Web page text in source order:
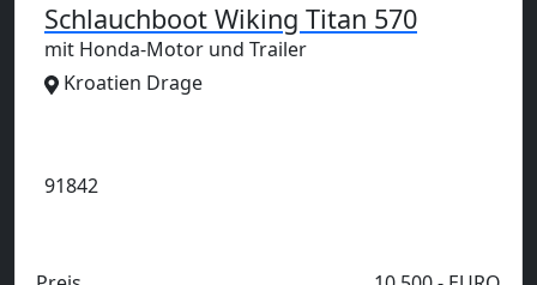
Schlauchboot Wiking Titan 570
mit Honda-Motor und Trailer
Kroatien Drage
91842